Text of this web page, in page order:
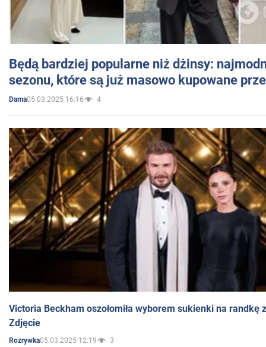
Będą bardziej popularne niż dżinsy:
sezonu, które są już masowo kupowane
Dama05.03.2025 16:16 4
Victoria Beckham oszołomiła wyborem sukienki na randkę
Zdjęcie
Rozrywka05.03.2025 12:19 3